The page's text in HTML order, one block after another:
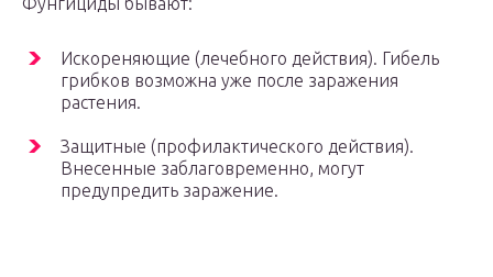
Искореняющие (лечебного действия). Гибель
грибков возможна уже после заражения
растения.
Защитные (профилактического действия).
Внесенные заблаговременно, могут
предупредить заражение.